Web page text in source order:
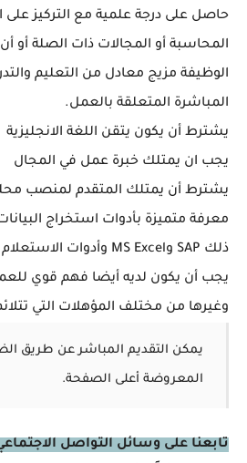
حاصل على درجة علمية مع التركيز على
المحاسبة أو المجالات ذات الصلة أو
الوظيفة مزيج معادل من التعليم
المباشرة المتعلقة بالعمل.
يشترط أن يكون يتقن اللغة الانجليزية
يجب ان يمتلك خبرة عمل في المجال
يشترط أن يمتلك المتقدم لمنصب
معرفة متميزة بأدوات استخراج
ذلك SAP وMS Excel وأدوات الاستعلام وإعداد التقارير الأخرى
يجب أن يكون لديه أيضا فهم قوي
وغيرها من مختلف المؤهلات التي
يمكن التقديم المباشر عن طريق
المعروضة أعلى الصفحة.
تابعنا على وسائل التواصل